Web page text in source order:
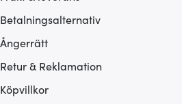
Betalningsalternativ
Ångerrätt
Retur & Reklamation
Köpvillkor